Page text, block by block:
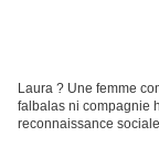
Laura ? Une femme
falbalas ni compagnie
reconnaissance